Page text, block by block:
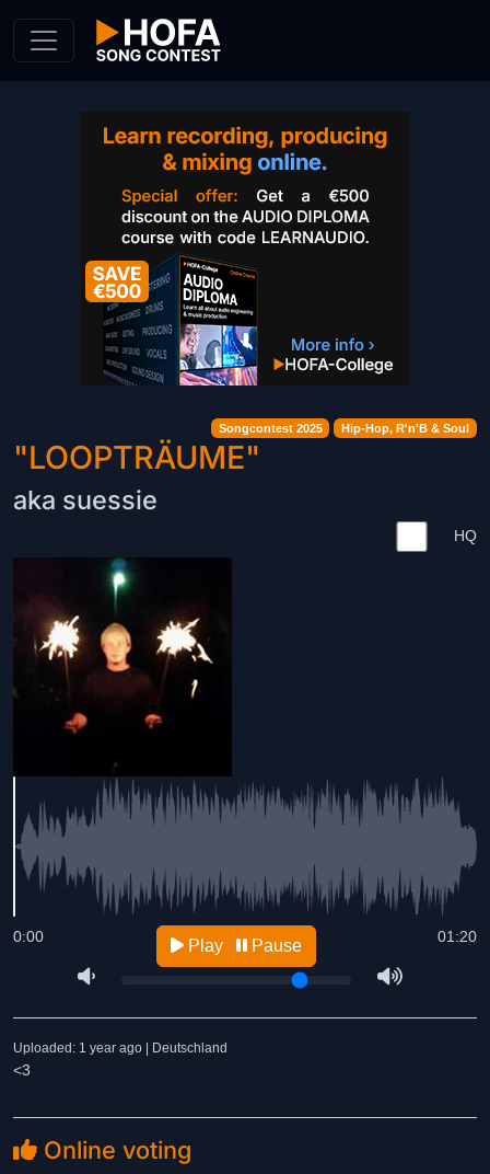
Songcontest 2025 Hip-Hop, R'n'B & Soul
"LOOPTRÄUME"
aka suessie
HQ
01:20
0:00 Play Pause
Uploaded: 1 year ago | Deutschland
<3
Online voting